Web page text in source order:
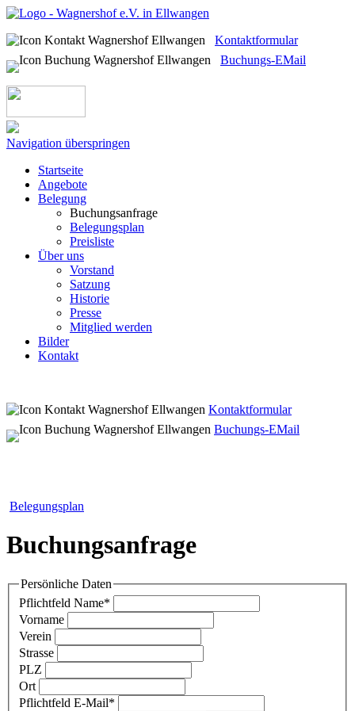
Kontaktformular
Buchungs-EMail
Navigation überspringen
Startseite
Angebote
Belegung
Buchungsanfrage
Belegungsplan
Preisliste
Über uns
Vorstand
Satzung
Historie
Presse
Mitglied werden
Bilder
Kontakt
Kontaktformular
Buchungs-EMail
Belegungsplan
Buchungsanfrage
Persönliche Daten
Pflichtfeld Name*
Vorname
Verein
Strasse
PLZ
Ort
Pflichtfeld E-Mail*